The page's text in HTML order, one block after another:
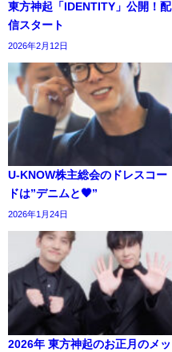
東方神起「IDENTITY」公開！配
信スタート
2026年2月12日
U-KNOW株主総会のドレスコー
ドは”デニムと🖤”
2026年1月24日
2026年 東方神起のお正月のメッ